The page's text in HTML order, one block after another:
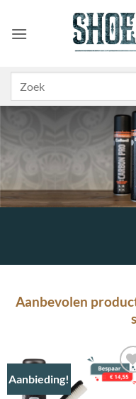
naar
inhoud
Aanbevolen
Aanbieding!